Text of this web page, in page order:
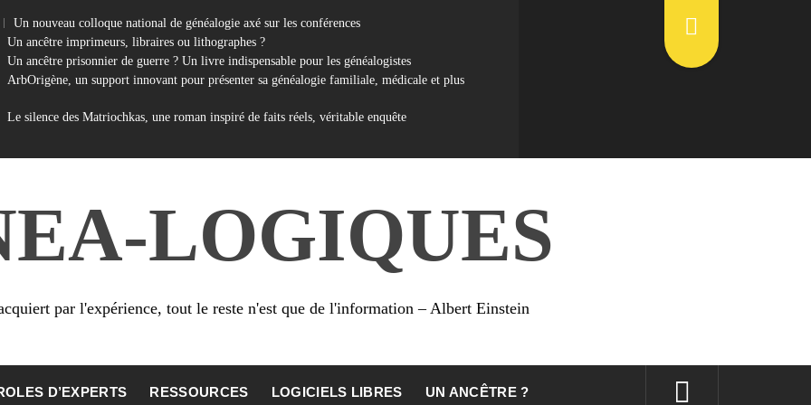
Un nouveau colloque national de généalogie axé sur les conférences
Un ancêtre imprimeurs, libraires ou lithographes ?
Un ancêtre prisonnier de guerre ? Un livre indispensable pour les généalogistes
ArbOrigène, un support innovant pour présenter sa généalogie familiale, médicale et plus
Le silence des Matriochkas, une roman inspiré de faits réels, véritable enquête
LOGIQUES
par l'expérience, tout le reste n'est que de l'information – Albert Einstein
D’EXPERTS RESSOURCES LOGICIELS LIBRES UN ANCÊTRE ?